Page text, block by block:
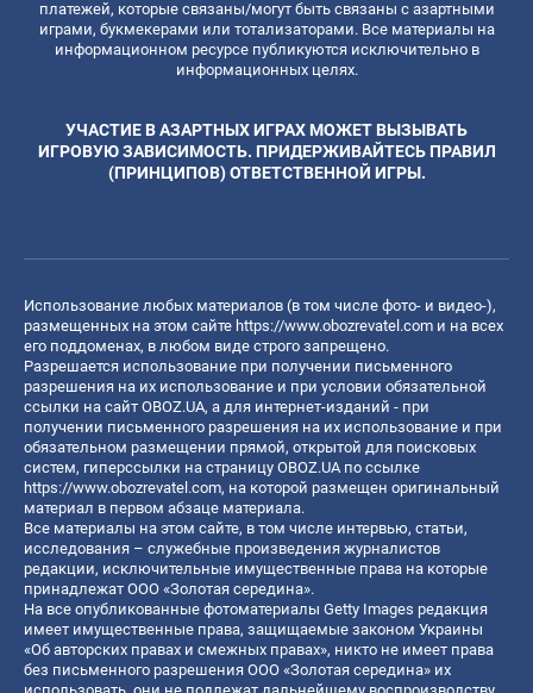
платежей, которые связаны/могут быть связаны с азартными
играми, букмекерами или тотализаторами. Все материалы на
информационном ресурсе публикуются исключительно в
информационных целях.
УЧАСТИЕ В АЗАРТНЫХ ИГРАХ МОЖЕТ ВЫЗЫВАТЬ
ИГРОВУЮ ЗАВИСИМОСТЬ. ПРИДЕРЖИВАЙТЕСЬ ПРАВИЛ
(ПРИНЦИПОВ) ОТВЕТСТВЕННОЙ ИГРЫ.
Использование любых материалов (в том числе фото- и видео-),
размещенных на этом сайте https://www.obozrevatel.com и на всех
его поддоменах, в любом виде строго запрещено.
Разрешается использование при получении письменного
разрешения на их использование и при условии обязательной
ссылки на сайт OBOZ.UA, а для интернет-изданий - при
получении письменного разрешения на их использование и при
обязательном размещении прямой, открытой для поисковых
систем, гиперссылки на страницу OBOZ.UA по ссылке
https://www.obozrevatel.com, на которой размещен оригинальный
материал в первом абзаце материала.
Все материалы на этом сайте, в том числе интервью, статьи,
исследования – служебные произведения журналистов
редакции, исключительные имущественные права на которые
принадлежат ООО «Золотая середина».
На все опубликованные фотоматериалы Getty Images редакция
имеет имущественные права, защищаемые законом Украины
«Об авторских правах и смежных правах», никто не имеет права
без письменного разрешения ООО «Золотая середина» их